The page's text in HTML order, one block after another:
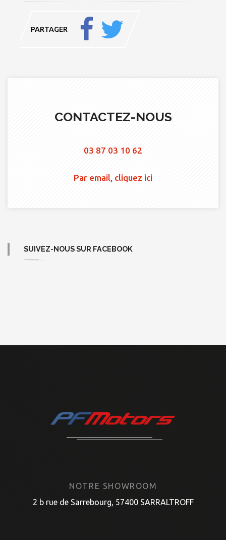
PARTAGER
CONTACTEZ-NOUS
03 87 03 10 62
Par email, cliquez ici
SUIVEZ-NOUS SUR FACEBOOK
NOTRE SHOWROOM
2 b rue de Sarrebourg, 57400 SARRALTROFF